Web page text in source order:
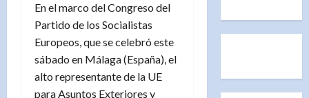
En el marco del Congreso del
Partido de los Socialistas
Europeos, que se celebró este
sábado en Málaga (España), el
alto representante de la UE
para Asuntos Exteriores y